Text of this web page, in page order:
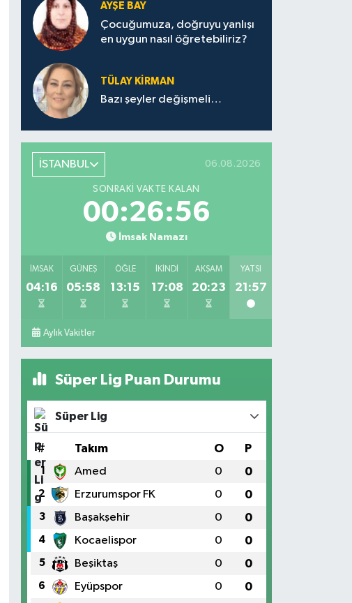
AYŞE BAY
Çocuğumuza, doğruyu yanlışı
en uygun nasıl öğretebiliriz?
TÜLAY KİRMAN
Bazı şeyler değişmeli…
İSTANBUL 06.08.2026
SONRAKI VAKTE KALAN
00:26:56
İmsak Namazı
İMSAK
04:16
GÜNEŞ
05:58
ÖĞLE
13:15
İKINDI
17:08
AKŞAM
20:23
YATSI
21:57
Aylık Vakitler
Süper Lig Puan Durumu
Süper Lig
# Takım O P
1 Amed 0 0
2 Erzurumspor FK 0 0
3 Başakşehir 0 0
4 Kocaelispor 0 0
5 Beşiktaş 0 0
6 Eyüpspor 0 0